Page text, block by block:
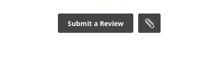
Submit a Review